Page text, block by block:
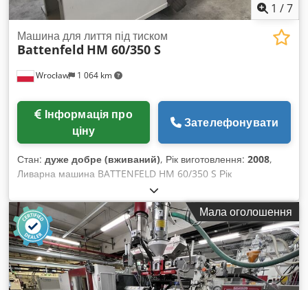
1 /7
Wrocław 1 064 km
Машина для лиття під тиском
Battenfeld HM 60/350 S
ціну
Зателефонувати
Стан: дуже добре (вживаний), Рік виготовлення: 2008,
Ливарна машина BATTENFELD HM 60/350 S Рік
виробництва: 2008 Chodpfxek Rnq Ne Akvsa Ливарні вузли:
Діаметр шнека: 35 мм Маса вприску: 153,8 г Тиск
впорскування: 2083 бар Об’єм уприску: 169 см³ Вузли
замикаюча системи: Зусилля замика: 60 т Відстань між
колоннами: 370x320 мм Максимальні розміри плит столу:
550x530 мм Виштовхувач: гідравлічний Замикаючий
механізм: гідравлічний Управління: UNILOG B6 Додаткове
Мала оголошення